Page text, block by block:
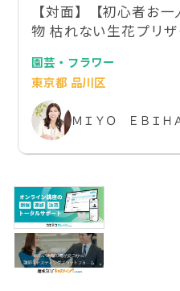
【対面】【初心者お
物 枯れない生花プリ
園芸・フラワー
東京都 品川区
ＭＩＹＯ ＥＢＩＨ